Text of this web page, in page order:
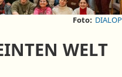
Foto: DIALOP
WELT